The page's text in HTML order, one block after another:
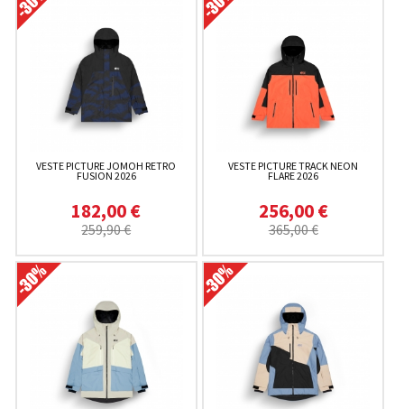
VESTE PICTURE JOMOH RETRO
FUSION 2026
182,00 €
259,90 €
VESTE PICTURE TRACK NEON
FLARE 2026
256,00 €
365,00 €